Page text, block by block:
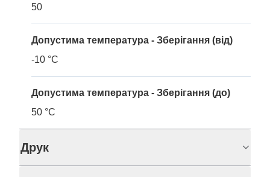
50
Допустима температура - Зберігання (від)
-10 °C
Допустима температура - Зберігання (до)
50 °C
Друк